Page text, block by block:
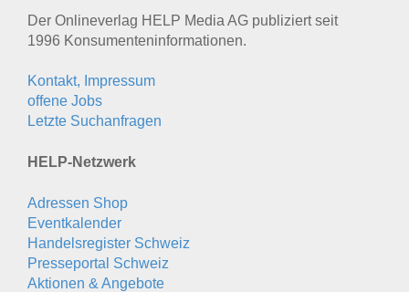
Der Onlineverlag HELP Media AG publiziert seit
1996 Konsumenten­informationen.
Kontakt, Impressum
offene Jobs
Letzte Suchanfragen
HELP-Netzwerk
Adressen Shop
Eventkalender
Handelsregister Schweiz
Presseportal Schweiz
Aktionen & Angebote